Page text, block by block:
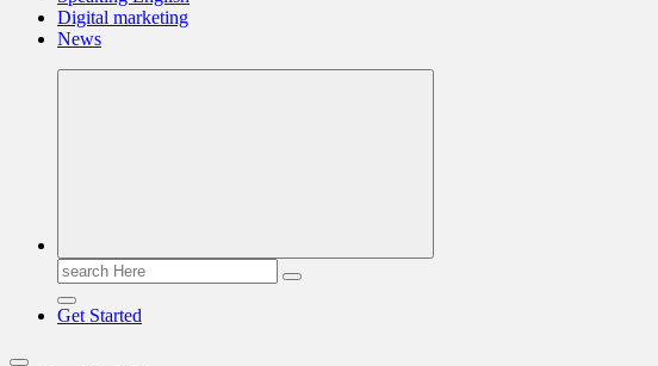
Digital marketing
News
Search
for:
Get Started